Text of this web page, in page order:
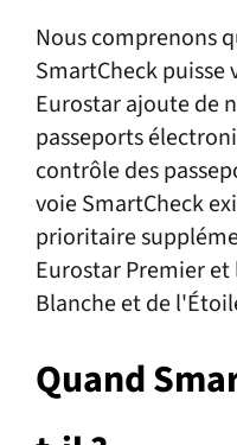
Nous comprenons
SmartCheck puisse
Eurostar ajoute de
passeports
contrôle des
voie SmartCheck
prioritaire
Eurostar Premier et
Blanche et de
Quand